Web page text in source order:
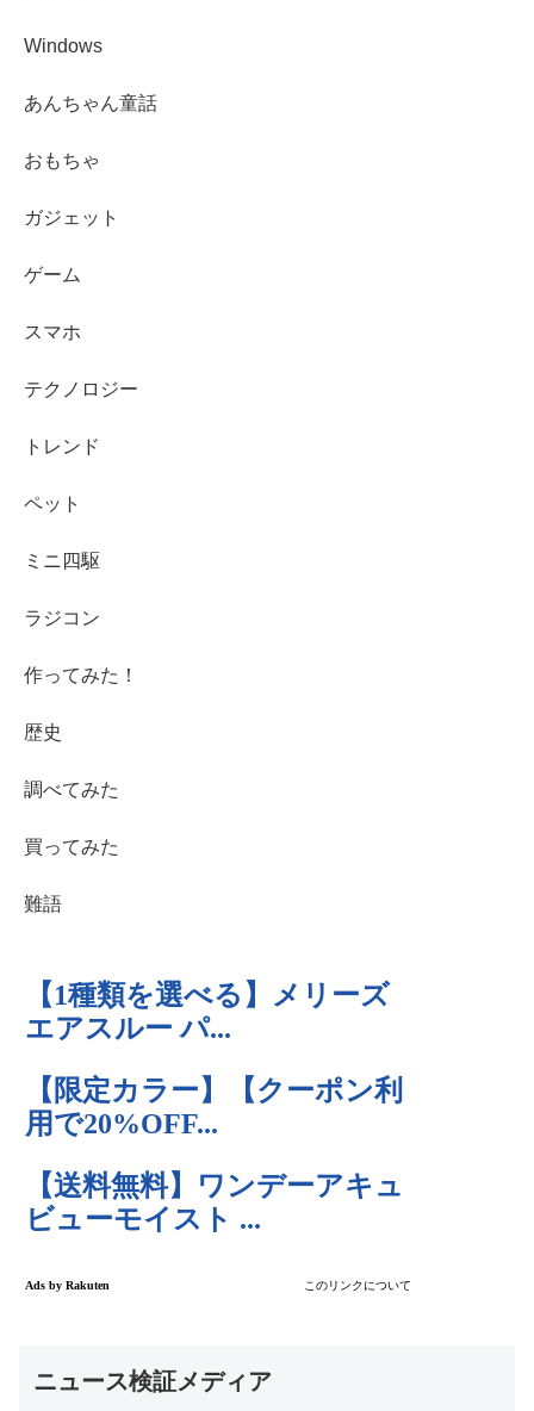
Windows
あんちゃん童話
おもちゃ
ガジェット
ゲーム
スマホ
テクノロジー
トレンド
ペット
ミニ四駆
ラジコン
作ってみた！
歴史
調べてみた
買ってみた
難語
ニュース検証メディア